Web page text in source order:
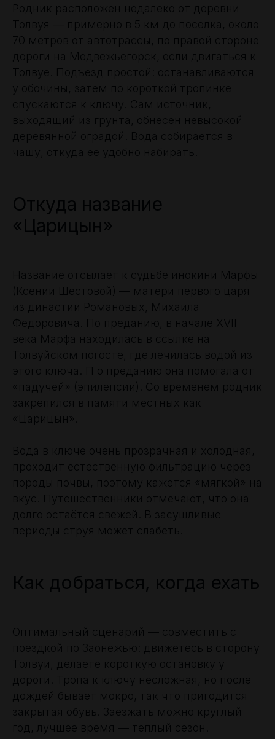
Родник расположен недалеко от деревни
Толвуя — примерно в 5 км до поселка, около
70 метров от автотрассы, по правой стороне
дороги на Медвежьегорск, если двигаться к
Толвуе. Подъезд простой: останавливаются
у обочины, затем по короткой тропинке
спускаются к ключу. Сам источник,
выходящий из грунта, обнесен невысокой
деревянной оградой. Вода собирается в
чашу, откуда ее удобно набирать.
Откуда название
«Царицын»
Название отсылает к судьбе инокини Марфы
(Ксении Шестовой) — матери первого царя
из династии Романовых, Михаила
Фёдоровича. По преданию, в начале XVII
века Марфа находилась в ссылке на
Толвуйском погосте, где лечилась водой из
этого ключа. П о преданию она помогала от
«падучей» (эпилепсии). Со временем родник
закрепился в памяти местных как
«Царицын».
Вода в ключе очень прозрачная и холодная,
проходит естественную фильтрацию через
породы почвы, поэтому кажется «мягкой» на
вкус. Путешественники отмечают, что она
долго остаётся свежей. В засушливые
периоды струя может слабеть.
Как добраться, когда ехать
Оптимальный сценарий — совместить с
поездкой по Заонежью: движетесь в сторону
Толвуи, делаете короткую остановку у
дороги. Тропа к ключу несложная, но после
дождей бывает мокро, так что пригодится
закрытая обувь. Заезжать можно круглый
год, лучшее время — тёплый сезон.